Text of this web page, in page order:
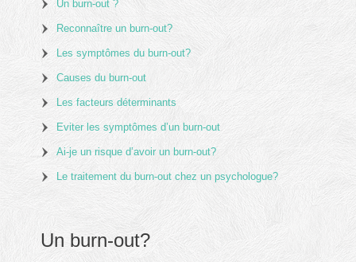
Un burn-out ?
Reconnaître un burn-out?
Les symptômes du burn-out?
Causes du burn-out
Les facteurs déterminants
Eviter les symptômes d’un burn-out
Ai-je un risque d’avoir un burn-out?
Le traitement du burn-out chez un psychologue?
Un burn-out?